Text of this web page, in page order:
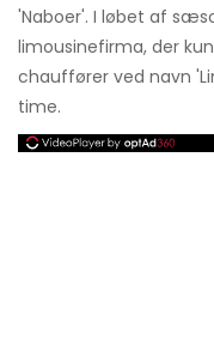
'Naboer'. I løbet af
limousinefirma, der
chauffører ved navn
time.